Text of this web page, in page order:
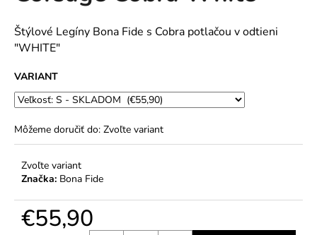
hviezdičiek.
Štýlové Legíny Bona Fide s Cobra potlačou v odtieni
"WHITE"
VARIANT
Môžeme doručiť do: Zvoľte variant
Zvoľte variant
Značka: Bona Fide
€55,90
m
e